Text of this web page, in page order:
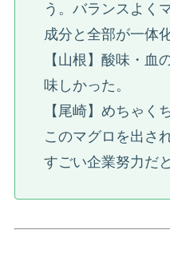
う。バランスよく
成分と全部が一体
【山根】酸味・血
味しかった。
【尾崎】めちゃく
このマグロを出さ
すごい企業努力だ